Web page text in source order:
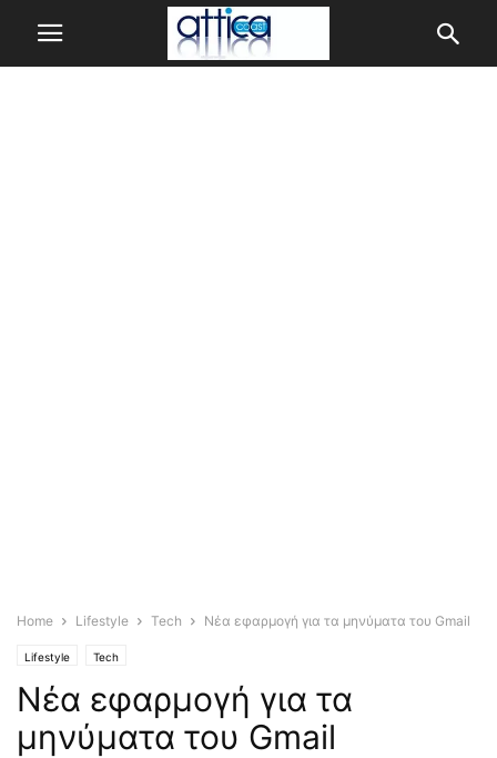
Home Lifestyle Tech Νέα εφαρμογή για τα μηνύματα του Gmail
Lifestyle Tech
Νέα εφαρμογή για τα
μηνύματα του Gmail